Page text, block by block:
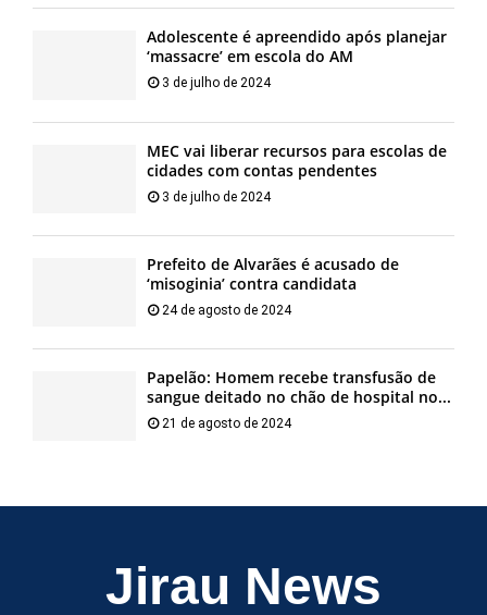
Adolescente é apreendido após planejar
‘massacre’ em escola do AM
3 de julho de 2024
MEC vai liberar recursos para escolas de
cidades com contas pendentes
3 de julho de 2024
Prefeito de Alvarães é acusado de
‘misoginia’ contra candidata
24 de agosto de 2024
Papelão: Homem recebe transfusão de
sangue deitado no chão de hospital no...
21 de agosto de 2024
Jirau News